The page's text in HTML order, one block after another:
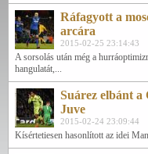
Ráfagyott a
arcára
2015-02-25 23:14:43
A sorsolás után még a
hangulatát,...
Suárez elbánt a
Juve
2015-02-24 23:09:44
Kísértetiesen hasonlított az idei